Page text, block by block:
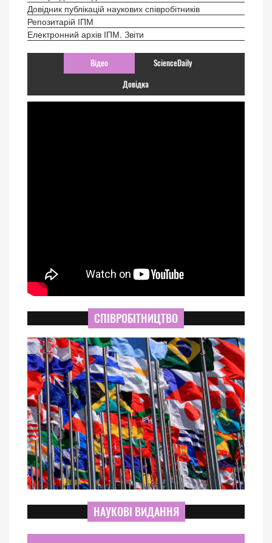
Довідник публікацій наукових співробітників
Репозитарій ІПМ
Електронний архів ІПМ. Звіти
Відео ScienceDaily
Довідка
СПІВРОБІТНИЦТВО
НАУКОВІ ВИДАННЯ